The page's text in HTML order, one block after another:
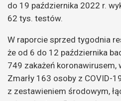
do 19 października 2022 r.
62 tys. testów.
W raporcie sprzed tygodnia
że od 6 do 12 października
749 zakażeń
Zmarły 163 osoby z COVID-
z zestawieniem środowym,